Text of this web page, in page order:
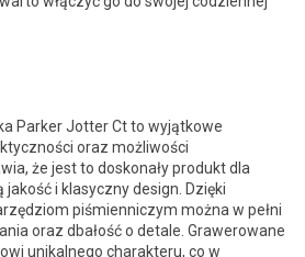
Parker Jotter Ct to wyjątkowe
oraz możliwości
że jest to doskonały produkt dla
jakość i klasyczny design. Dzięki
piśmienniczym można w pełni
oraz dbałość o detale. Grawerowane
unikalnego charakteru, co w